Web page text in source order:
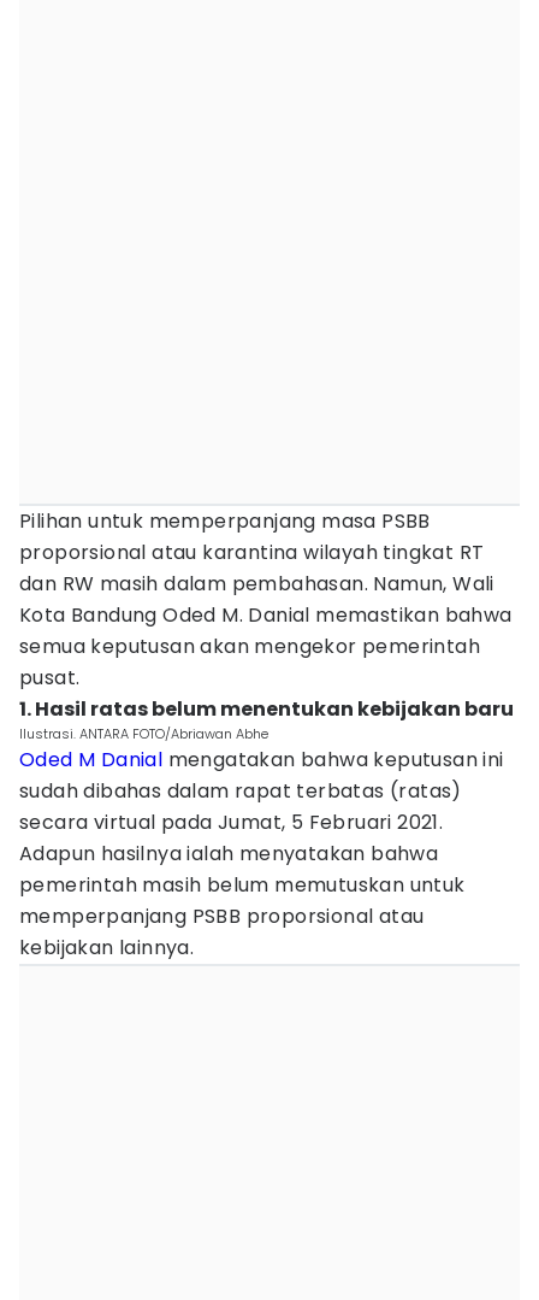
Pilihan untuk memperpanjang masa PSBB
proporsional atau karantina wilayah tingkat RT
dan RW masih dalam pembahasan. Namun, Wali
Kota Bandung Oded M. Danial memastikan bahwa
semua keputusan akan mengekor pemerintah
pusat.
1. Hasil ratas belum menentukan kebijakan baru
Ilustrasi. ANTARA FOTO/Abriawan Abhe
Oded M Danial mengatakan bahwa keputusan ini
sudah dibahas dalam rapat terbatas (ratas)
secara virtual pada Jumat, 5 Februari 2021.
Adapun hasilnya ialah menyatakan bahwa
pemerintah masih belum memutuskan untuk
memperpanjang PSBB proporsional atau
kebijakan lainnya.